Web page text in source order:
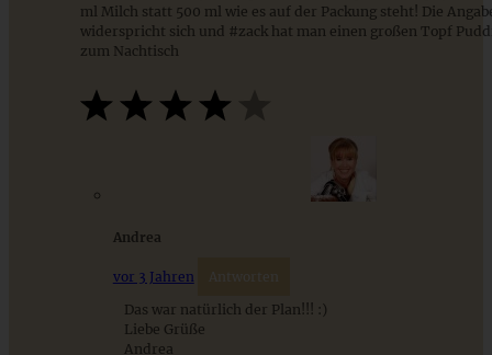
Zimtwaffeln mit Punschkirschen – gluten- und
ml Milch statt 500 ml wie es auf der Packung steht! Die
widerspricht sich und #zack hat man einen großen Topf
zum Nachtisch
Andrea
vor 3 Jahren Antworten
Das war natürlich der Plan!!! :)
Liebe Grüße
Andrea